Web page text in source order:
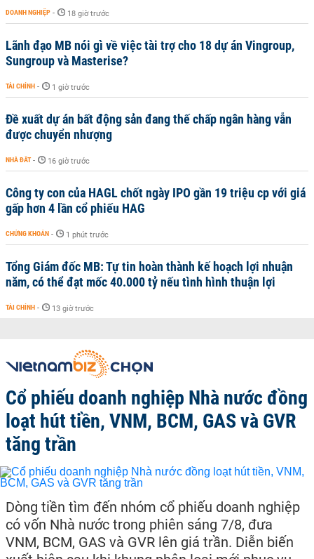
DOANH NGHIỆP - 18 giờ trước
Lãnh đạo MB nói gì về việc tài trợ cho 18 dự án Vingroup,
Sungroup và Masterise?
TÀI CHÍNH - 1 giờ trước
Đề xuất dự án bất động sản đang thế chấp ngân hàng vẫn
được chuyển nhượng
NHÀ ĐẤT - 16 giờ trước
Công ty con của HAGL chốt ngày IPO gần 19 triệu cp với giá
gấp hơn 4 lần cổ phiếu HAG
CHỨNG KHOÁN - 1 phút trước
Tổng Giám đốc MB: Tự tin hoàn thành kế hoạch lợi nhuận
năm, có thể đạt mốc 40.000 tỷ nếu tình hình thuận lợi
TÀI CHÍNH - 13 giờ trước
Cổ phiếu doanh nghiệp Nhà nước đồng
loạt hút tiền, VNM, BCM, GAS và GVR
tăng trần
Dòng tiền tìm đến nhóm cổ phiếu doanh nghiệp
có vốn Nhà nước trong phiên sáng 7/8, đưa
VNM, BCM, GAS và GVR lên giá trần. Diễn biến